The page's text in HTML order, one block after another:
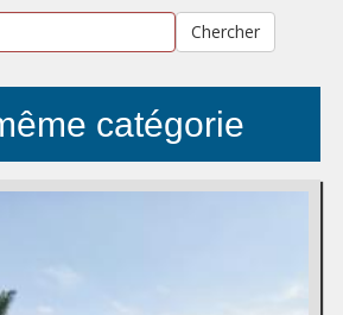
Chercher
catégorie